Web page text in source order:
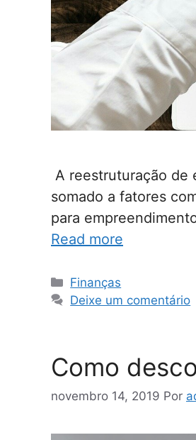
A reestruturação de
somado a fatores
para
Read more
Categorias
Finanças
Deixe um comentário
Como
novembro 14, 2019 Por